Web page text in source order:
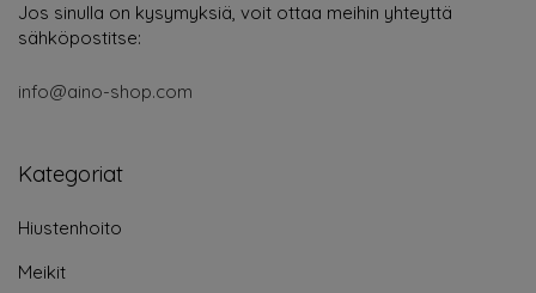
Jos sinulla on kysymyksiä, voit ottaa meihin yhteyttä
sähköpostitse:
info@aino-shop.com
Kategoriat
Hiustenhoito
Meikit